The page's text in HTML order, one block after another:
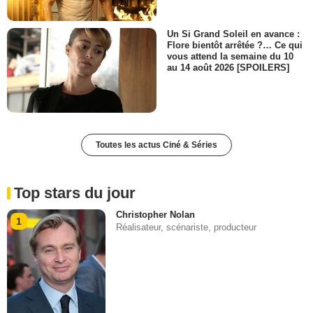
Un Si Grand Soleil en avance :
Flore bientôt arrêtée ?… Ce qui
vous attend la semaine du 10
au 14 août 2026 [SPOILERS]
Toutes les actus Ciné & Séries
Top stars du jour
1
Christopher Nolan
Réalisateur, scénariste, producteur